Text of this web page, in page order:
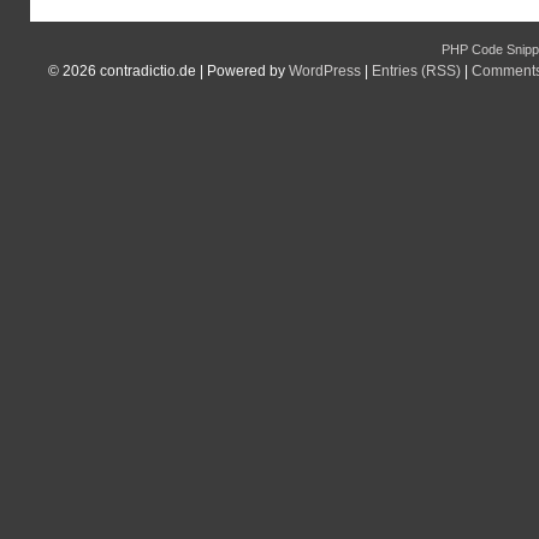
PHP Code
© 2026 contradictio.de | Powered by WordPress | Entries (RSS) |